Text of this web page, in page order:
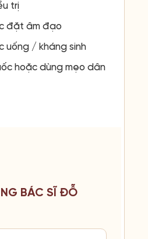
trị
đặt âm đạo
uống / kháng sinh
hoặc dùng mẹo dân
BÁC SĨ ĐỖ